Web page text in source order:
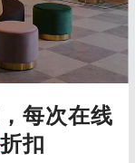
每次在线
折扣